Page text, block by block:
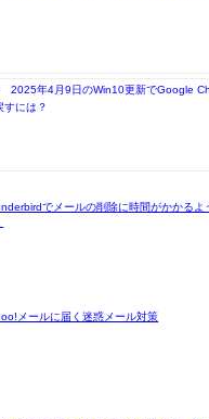
2025年4月9日のWin10更新でGoogle
すには？
でメールの削除に時間がかかるよ
メールに届く迷惑メール対策